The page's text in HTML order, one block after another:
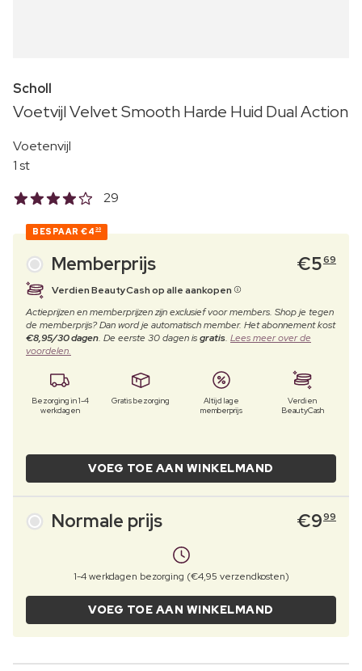
Scholl
Voetvijl Velvet Smooth Harde Huid Dual Action
Voetenvijl
1 st
29
BESPAAR €4 30
Memberprijs €569
Verdien BeautyCash op alle aankopen
Actieprijzen en memberprijzen zijn exclusief voor members. Shop je tegen
de memberprijs? Dan word je automatisch member. Het abonnement kost
€8,95/30 dagen. De eerste 30 dagen isgratis. Lees meer over de
voordelen.
Bezorging in 1-4
werkdagen
Gratis bezorging
Altijd lage
memberprijs
Verdien
BeautyCash
VOEG TOE AAN WINKELMAND
Normale prijs €999
1-4 werkdagen bezorging (€4,95 verzendkosten)
VOEG TOE AAN WINKELMAND